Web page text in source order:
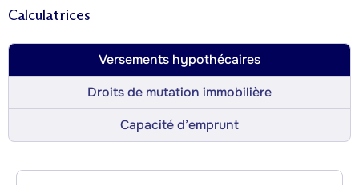
Calculatrices
Versements hypothécaires
Droits de mutation immobilière
Capacité d’emprunt